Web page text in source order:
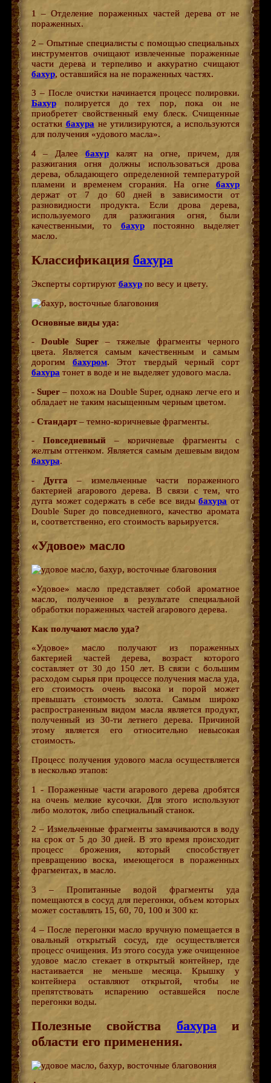
1 – Отделение пораженных частей дерева от не
пораженных.
2 – Опытные специалисты с помощью специальных
инструментов очищают извлеченные пораженные
части дерева и терпеливо и аккуратно счищают
бахур, оставшийся на не пораженных частях.
3 – После очистки начинается процесс полировки.
Бахурполируется до тех пор, пока он не
приобретет свойственный ему блеск. Счищенные
остатки бахура не утилизируются, а используются
для получения «удового масла».
4 – Далее бахуркалят на огне, причем, для
разжигания огня должны использоваться дрова
дерева, обладающего определенной температурой
пламени и временем сгорания. На огнебахур
держат от 7 до 60 дней в зависимости от
разновидности продукта. Если дрова дерева,
используемого для разжигания огня, были
качественными, то бахурпостоянно выделяет
масло.
Классификация бахура
Эксперты сортируют бахурпо весу и цвету.
Основные виды уда:
- Double Super– тяжелые фрагменты черного
цвета. Является самым качественным и самым
дорогимбахуром. Этот твердый черный сорт
бахуратонет в воде и не выделяет удового масла.
-Super – похож на Double Super, однако легче его и
обладает не таким насыщенным черным цветом.
- Стандарт– темно-коричневые фрагменты.
- Повседневный– коричневые фрагменты с
желтым оттенком. Является самым дешевым видом
бахура.
- Дугга – измельченные части пораженного
бактерией агарового дерева. В связи с тем, что
дугга может содержать в себе все видыбахура от
Double Super до повседневного, качество аромата
и, соответственно, его стоимость варьируется.
«Удовое» масло
«Удовое» масло представляет собой ароматное
масло, полученное в результате специальной
обработки пораженных частей агарового дерева.
Как получают масло уда?
«Удовое» масло получают из пораженных
бактерией частей дерева, возраст которого
составляет от 30 до 150 лет. В связи с большим
расходом сырья при процессе получения масла уда,
его стоимость очень высока и порой может
превышать стоимость золота. Самым широко
распространенным видом масла является продукт,
полученный из 30-ти летнего дерева. Причиной
этому является его относительно невысокая
стоимость.
Процесс получения удового масла осуществляется
в несколько этапов:
1 - Пораженные части агарового дерева дробятся
на очень мелкие кусочки. Для этого используют
либо молоток, либо специальный станок.
2 – Измельченные фрагменты замачиваются в воду
на срок от 5 до 30 дней. В это время происходит
процесс брожения, который способствует
превращению воска, имеющегося в пораженных
фрагментах, в масло.
3 – Пропитанные водой фрагменты уда
помещаются в сосуд для перегонки, объем которых
может составлять 15, 60, 70, 100 и 300 кг.
4 – После перегонки масло вручную помещается в
овальный открытый сосуд, где осуществляется
процесс очищения. Из этого сосуда уже очищенное
удовое масло стекает в открытый контейнер, где
настаивается не меньше месяца. Крышку у
контейнера оставляют открытой, чтобы не
препятствовать испарению оставшейся после
перегонки воды.
Полезные свойства бахура и
области его применения.